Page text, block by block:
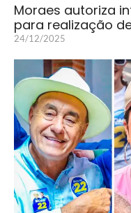
Moraes autoriza
para realização
24/12/2025